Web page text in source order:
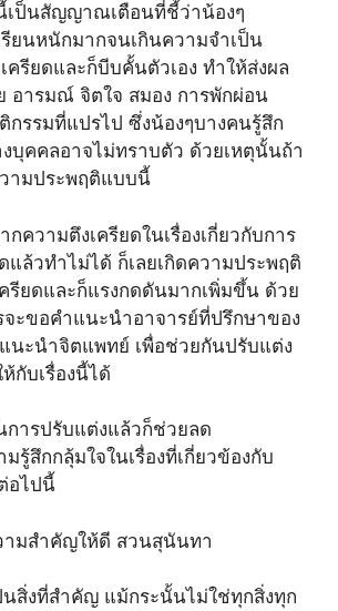
เป็นสัญญาณเตือนที่ชี้ว่าน้องๆ
ยนหนักมากจนเกินความจำเป็น
ครียดและก็บีบคั้นตัวเอง ทำให้ส่งผล
อารมณ์ จิตใจ สมอง การพักผ่อน
กรรมที่แปรไป ซึ่งน้องๆบางคนรู้สึก
บุคคลอาจไม่ทราบตัว ด้วยเหตุนั้นถ้า
ามประพฤติแบบนี้
ความตึงเครียดในเรื่องเกี่ยวกับการ
แล้วทำไม่ได้ ก็เลยเกิดความประพฤติ
รียดและก็แรงกดดันมากเพิ่มขึ้น ด้วย
จะขอคำแนะนำอาจารย์ที่ปรึกษาของ
นะนำจิตแพทย์ เพื่อช่วยกันปรับแต่ง
กับเรื่องนี้ได้
การปรับแต่งแล้วก็ช่วยลด
รู้สึกกลุ้มใจในเรื่องที่เกี่ยวข้องกับ
อไปนี้
ามสำคัญให้ดี สวนสุนันทา
ป็นสิ่งที่สำคัญ แม้กระนั้นไม่ใช่ทุกสิ่งทุก